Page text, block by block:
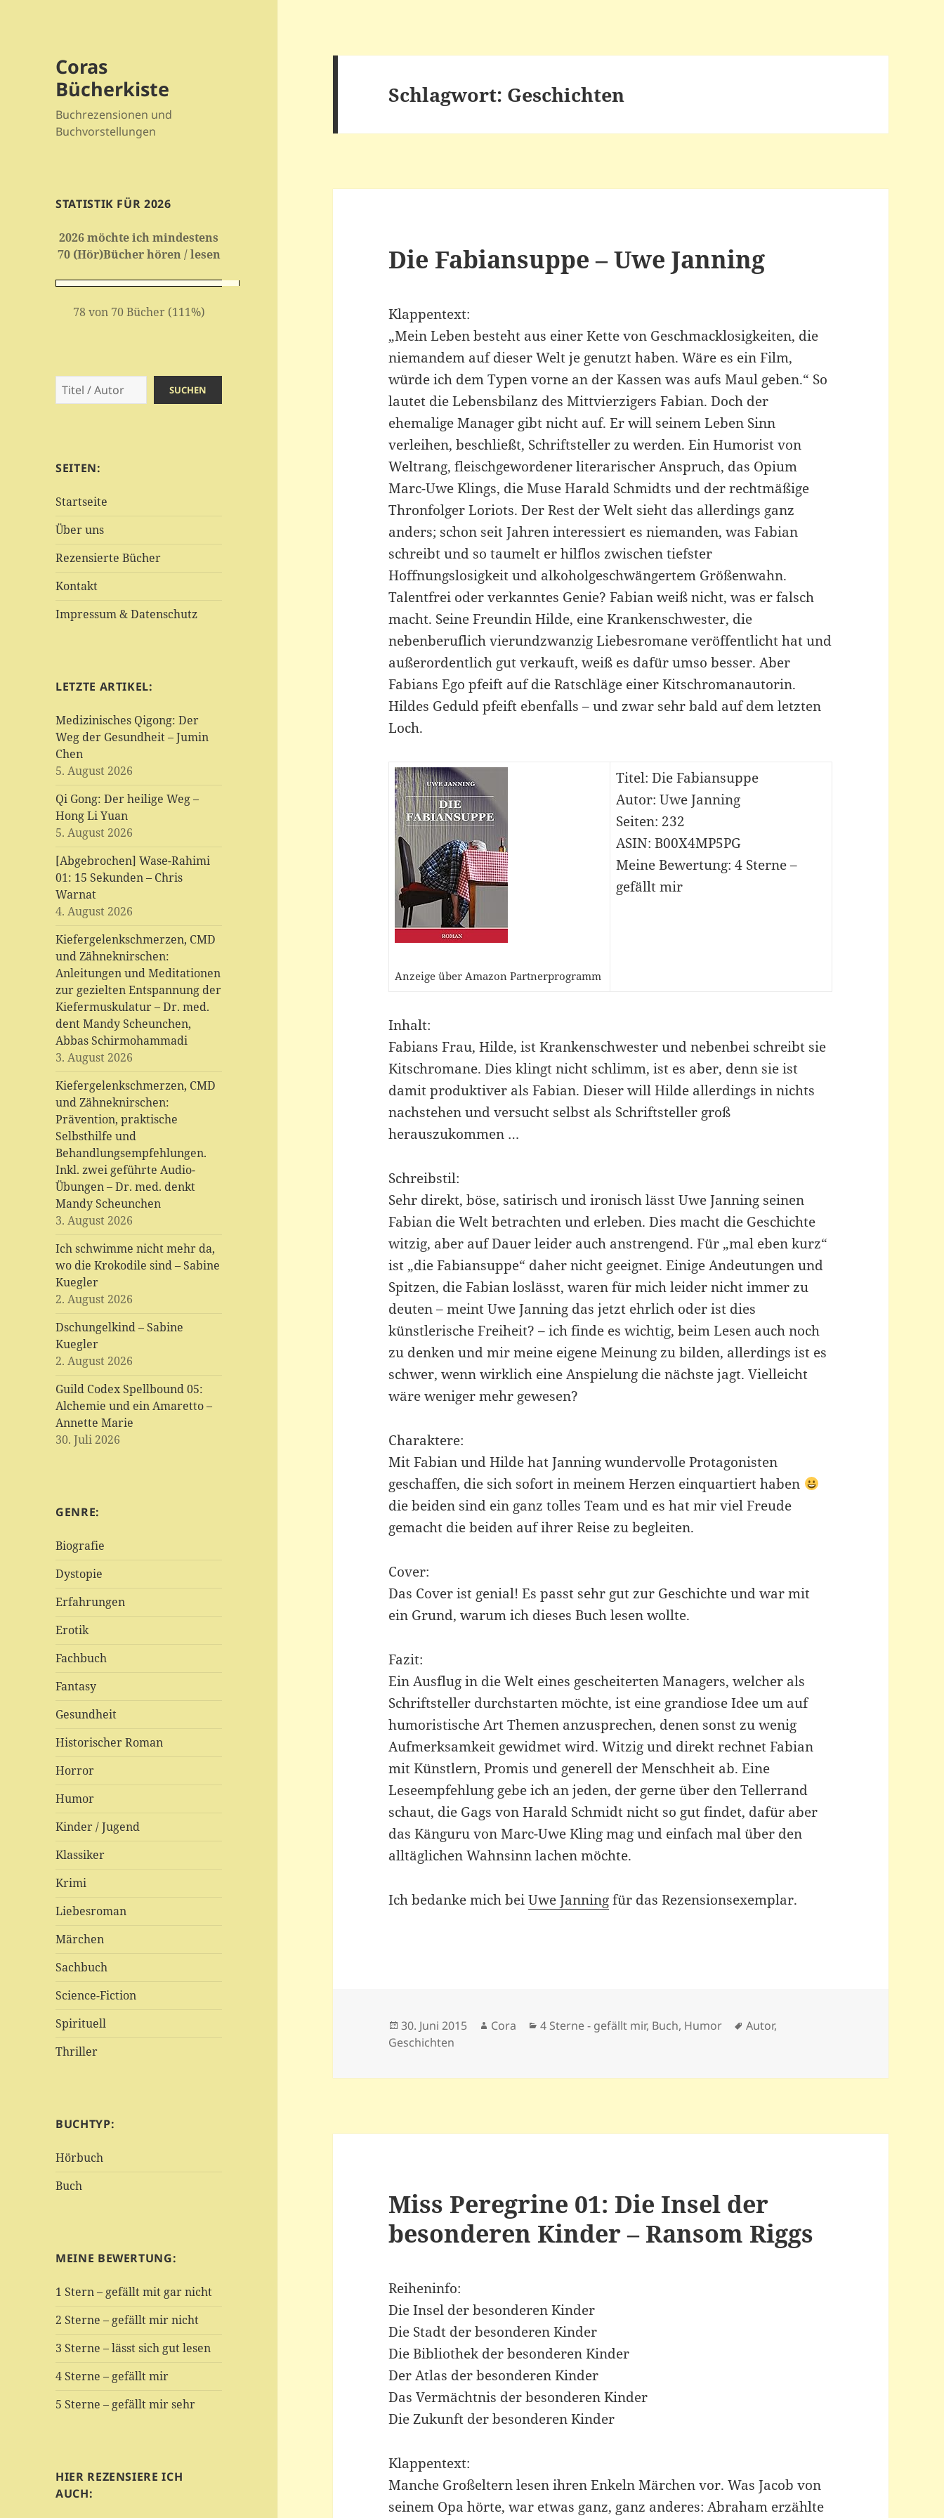
Coras
Bücherkiste
Buchrezensionen und
Buchvorstellungen
STATISTIK FÜR 2026
2026 möchte ich mindestens
70 (Hör)Bücher hören / lesen
78 von 70 Bücher (111%)
Suchen SUCHEN
SEITEN:
Startseite
Über uns
Rezensierte Bücher
Kontakt
Impressum & Datenschutz
LETZTE ARTIKEL:
Medizinisches Qigong: Der
Weg der Gesundheit – Jumin
Chen
5. August 2026
Qi Gong: Der heilige Weg –
Hong Li Yuan
5. August 2026
[Abgebrochen] Wase-Rahimi
01: 15 Sekunden – Chris
Warnat
4. August 2026
Kiefergelenkschmerzen, CMD
und Zähneknirschen:
Anleitungen und Meditationen
zur gezielten Entspannung der
Kiefermuskulatur – Dr. med.
dent Mandy Scheunchen,
Abbas Schirmohammadi
3. August 2026
Kiefergelenkschmerzen, CMD
und Zähneknirschen:
Prävention, praktische
Selbsthilfe und
Behandlungsempfehlungen.
Inkl. zwei geführte Audio-
Übungen – Dr. med. denkt
Mandy Scheunchen
3. August 2026
Ich schwimme nicht mehr da,
wo die Krokodile sind – Sabine
Kuegler
2. August 2026
Dschungelkind – Sabine
Kuegler
2. August 2026
Guild Codex Spellbound 05:
Alchemie und ein Amaretto –
Annette Marie
30. Juli 2026
GENRE:
Biografie
Dystopie
Erfahrungen
Erotik
Fachbuch
Fantasy
Gesundheit
Historischer Roman
Horror
Humor
Kinder / Jugend
Klassiker
Krimi
Liebesroman
Märchen
Sachbuch
Science-Fiction
Spirituell
Thriller
BUCHTYP:
Hörbuch
Buch
MEINE BEWERTUNG:
1 Stern – gefällt mit gar nicht
2 Sterne – gefällt mir nicht
3 Sterne – lässt sich gut lesen
4 Sterne – gefällt mir
5 Sterne – gefällt mir sehr
HIER REZENSIERE ICH
AUCH:
Schlagwort: Geschichten
Die Fabiansuppe – Uwe Janning
Klappentext:
„Mein Leben besteht aus einer Kette von Geschmacklosigkeiten, die
niemandem auf dieser Welt je genutzt haben. Wäre es ein Film,
würde ich dem Typen vorne an der Kassen was aufs Maul geben.“ So
lautet die Lebensbilanz des Mittvierzigers Fabian. Doch der
ehemalige Manager gibt nicht auf. Er will seinem Leben Sinn
verleihen, beschließt, Schriftsteller zu werden. Ein Humorist von
Weltrang, fleischgewordener literarischer Anspruch, das Opium
Marc-Uwe Klings, die Muse Harald Schmidts und der rechtmäßige
Thronfolger Loriots. Der Rest der Welt sieht das allerdings ganz
anders; schon seit Jahren interessiert es niemanden, was Fabian
schreibt und so taumelt er hilflos zwischen tiefster
Hoffnungslosigkeit und alkoholgeschwängertem Größenwahn.
Talentfrei oder verkanntes Genie? Fabian weiß nicht, was er falsch
macht. Seine Freundin Hilde, eine Krankenschwester, die
nebenberuflich vierundzwanzig Liebesromane veröffentlicht hat und
außerordentlich gut verkauft, weiß es dafür umso besser. Aber
Fabians Ego pfeift auf die Ratschläge einer Kitschromanautorin.
Hildes Geduld pfeift ebenfalls – und zwar sehr bald auf dem letzten
Loch.
Anzeige über Amazon Partnerprogramm
Titel: Die Fabiansuppe
Autor: Uwe Janning
Seiten: 232
ASIN: B00X4MP5PG
Meine Bewertung: 4 Sterne –
gefällt mir
Inhalt:
Fabians Frau, Hilde, ist Krankenschwester und nebenbei schreibt sie
Kitschromane. Dies klingt nicht schlimm, ist es aber, denn sie ist
damit produktiver als Fabian. Dieser will Hilde allerdings in nichts
nachstehen und versucht selbst als Schriftsteller groß
herauszukommen …
Schreibstil:
Sehr direkt, böse, satirisch und ironisch lässt Uwe Janning seinen
Fabian die Welt betrachten und erleben. Dies macht die Geschichte
witzig, aber auf Dauer leider auch anstrengend. Für „mal eben kurz“
ist „die Fabiansuppe“ daher nicht geeignet. Einige Andeutungen und
Spitzen, die Fabian loslässt, waren für mich leider nicht immer zu
deuten – meint Uwe Janning das jetzt ehrlich oder ist dies
künstlerische Freiheit? – ich finde es wichtig, beim Lesen auch noch
zu denken und mir meine eigene Meinung zu bilden, allerdings ist es
schwer, wenn wirklich eine Anspielung die nächste jagt. Vielleicht
wäre weniger mehr gewesen?
Charaktere:
Mit Fabian und Hilde hat Janning wundervolle Protagonisten
geschaffen, die sich sofort in meinem Herzen einquartiert haben
die beiden sind ein ganz tolles Team und es hat mir viel Freude
gemacht die beiden auf ihrer Reise zu begleiten.
Cover:
Das Cover ist genial! Es passt sehr gut zur Geschichte und war mit
ein Grund, warum ich dieses Buch lesen wollte.
Fazit:
Ein Ausflug in die Welt eines gescheiterten Managers, welcher als
Schriftsteller durchstarten möchte, ist eine grandiose Idee um auf
humoristische Art Themen anzusprechen, denen sonst zu wenig
Aufmerksamkeit gewidmet wird. Witzig und direkt rechnet Fabian
mit Künstlern, Promis und generell der Menschheit ab. Eine
Leseempfehlung gebe ich an jeden, der gerne über den Tellerrand
schaut, die Gags von Harald Schmidt nicht so gut findet, dafür aber
das Känguru von Marc-Uwe Kling mag und einfach mal über den
alltäglichen Wahnsinn lachen möchte.
Ich bedanke mich beiUwe Janningfür das Rezensionsexemplar.
Veröffentlicht
am
30. Juni 2015 Autor
Cora Kategorien
4 Sterne - gefällt mir, Buch, Humor Schlagwörter
Autor,
Geschichten
Miss Peregrine 01: Die Insel der
besonderen Kinder – Ransom Riggs
Reiheninfo:
Die Insel der besonderen Kinder
Die Stadt der besonderen Kinder
Die Bibliothek der besonderen Kinder
Der Atlas der besonderen Kinder
Das Vermächtnis der besonderen Kinder
Die Zukunft der besonderen Kinder
Klappentext:
Manche Großeltern lesen ihren Enkeln Märchen vor. Was Jacob von
seinem Opa hörte, war etwas ganz, ganz anderes: Abraham erzählte